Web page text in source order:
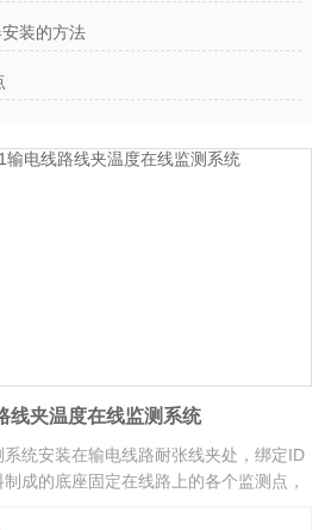
装的方法
线夹温度在线监测系统
统安装在输电线路耐张线夹处，绑定ID
成的底座固定在线路上的各个监测点，